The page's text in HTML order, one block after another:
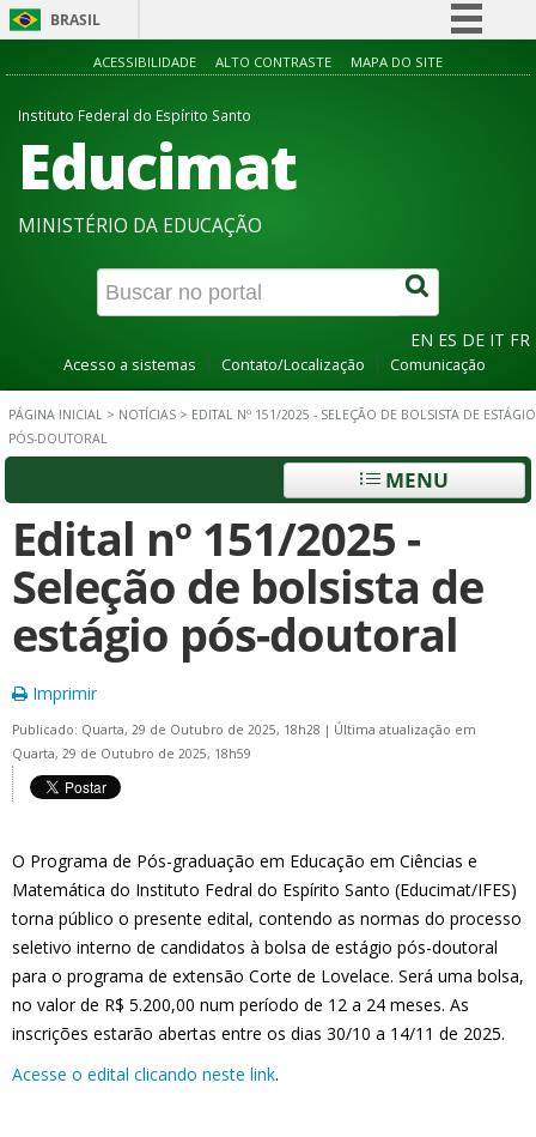
BRASIL
Simplifique!
ACESSIBILIDADE ALTO CONTRASTE MAPA DO SITE
Instituto Federal do Espírito Santo
Educimat
MINISTÉRIO DA EDUCAÇÃO
EN ES DE IT FR
Acesso a sistemas Contato/Localização Comunicação
PÁGINA INICIAL > NOTÍCIAS > EDITAL Nº 151/2025 - SELEÇÃO DE BOLSISTA DE ESTÁGIO
PÓS-DOUTORAL
MENU
Edital nº 151/2025 -
Seleção de bolsista de
estágio pós-doutoral
Imprimir
Publicado: Quarta, 29 de Outubro de 2025, 18h28 | Última atualização em
Quarta, 29 de Outubro de 2025, 18h59
O Programa de Pós-graduação em Educação em Ciências e
Matemática do Instituto Fedral do Espírito Santo (Educimat/IFES)
torna público o presente edital, contendo as normas do processo
seletivo interno de candidatos à bolsa de estágio pós-doutoral
para o programa de extensão Corte de Lovelace. Será uma bolsa,
no valor de R$ 5.200,00 num período de 12 a 24 meses. As
inscrições estarão abertas entre os dias 30/10 a 14/11 de 2025.
Acesse o edital clicando neste link.